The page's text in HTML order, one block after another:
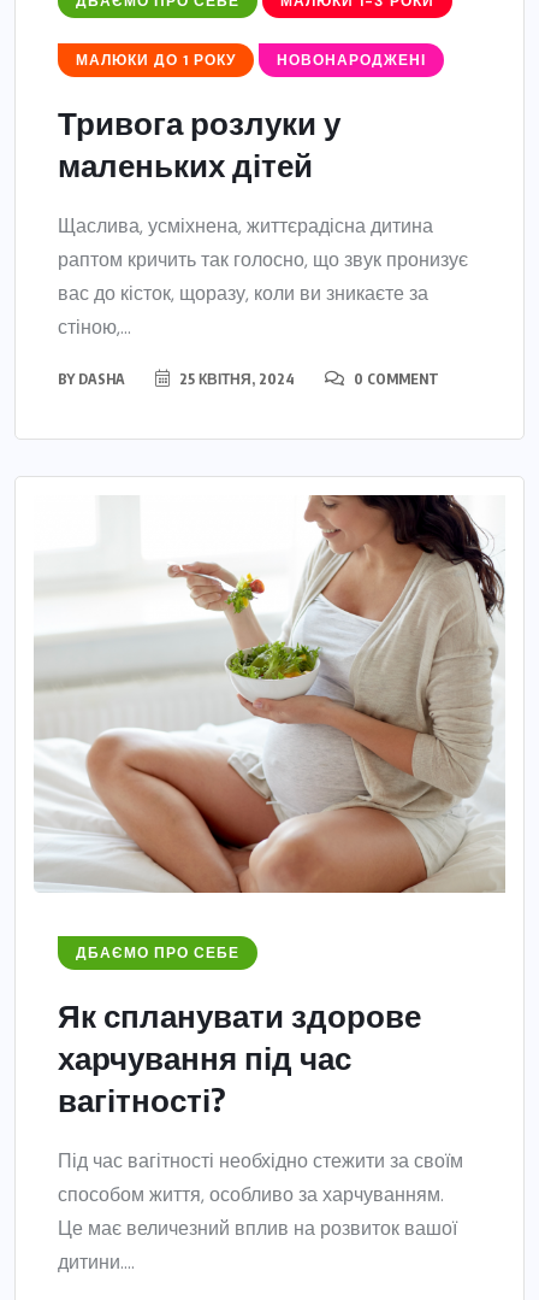
МАЛЮКИ ДО 1 РОКУ НОВОНАРОДЖЕНІ
Тривога розлуки у
маленьких дітей
Щаслива, усміхнена, життєрадісна дитина
раптом кричить так голосно, що звук пронизує
вас до кісток, щоразу, коли ви зникаєте за
стіною,...
BY DASHA 25 КВІТНЯ, 2024 0 COMMENT
ДБАЄМО ПРО СЕБЕ
Як спланувати здорове
харчування під час
вагітності?
Під час вагітності необхідно стежити за своїм
способом життя, особливо за харчуванням.
Це має величезний вплив на розвиток вашої
дитини....